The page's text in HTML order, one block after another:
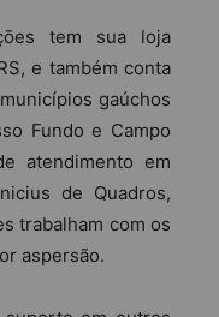
tem sua loja
e também conta
gaúchos
Fundo e Campo
atendimento em
de Quadros,
trabalham com os
aspersão.